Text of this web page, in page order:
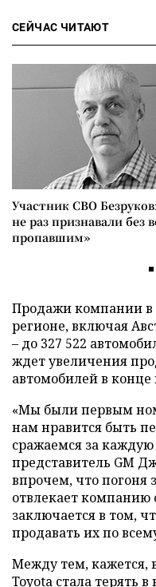
СЕЙЧАС ЧИТАЮТ
Участник СВО
не раз признавали без
пропавшим»
Продажи компании в
регионе, включая
– до 327 522
ждет увеличения
автомобилей в конце
«Мы были первым
нам нравится быть
сражаемся за каждую
представитель GM
впрочем, что погоня
отвлекает компанию
заключается в том,
продавать их по
Между тем, кажется,
Toyota стала терять